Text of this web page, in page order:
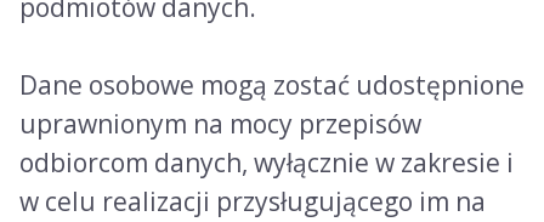
podmiotów danych.
Dane osobowe mogą zostać udostępnione
uprawnionym na mocy przepisów
odbiorcom danych, wyłącznie w zakresie i
w celu realizacji przysługującego im na